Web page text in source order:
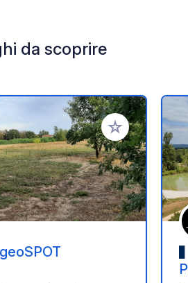
da scoprire
Aggiungi ai tuoi